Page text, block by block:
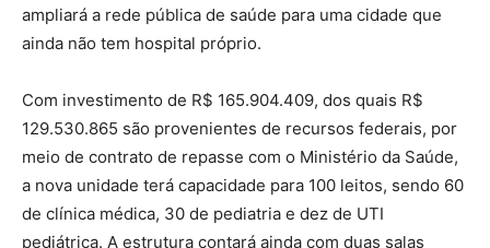
ampliará a rede pública de saúde para uma cidade que
ainda não tem hospital próprio.
Com investimento de R$ 165.904.409, dos quais R$
129.530.865 são provenientes de recursos federais, por
meio de contrato de repasse com o Ministério da Saúde,
a nova unidade terá capacidade para 100 leitos, sendo 60
de clínica médica, 30 de pediatria e dez de UTI
pediátrica. A estrutura contará ainda com duas salas